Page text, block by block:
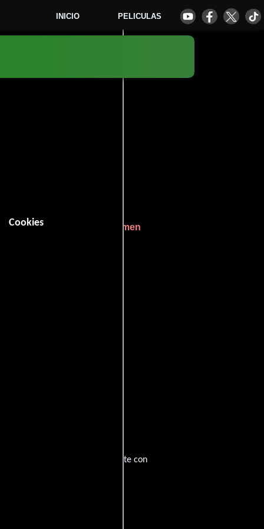
INICIO PELICULAS
Cookies
,Acción Crimen
obra fue grabada originalmente con